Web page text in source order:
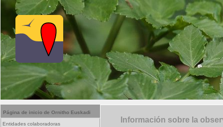
Página de inicio de Ornitho Euskadi
Entidades colaboradoras Información sobre la